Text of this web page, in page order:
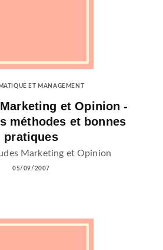
ET MANAGEMENT
et Opinion -
méthodes et bonnes
pratiques
Marketing et Opinion
05/09/2007